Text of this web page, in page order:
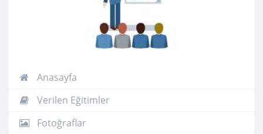
Anasayfa
Verilen Eğitimler
Fotoğraflar